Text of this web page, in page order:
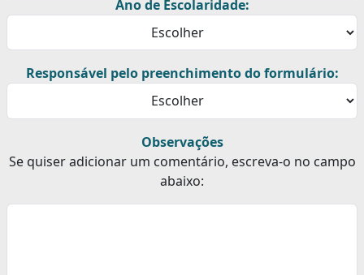
Ano de Escolaridade:
Responsável pelo preenchimento do formulário:
Observações
Se quiser adicionar um comentário, escreva-o no campo
abaixo: